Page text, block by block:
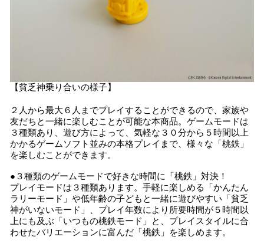
【貧乏神乗り合いの様子】
２人から最大６人までプレイすることができるので、家族や
友だちと一緒に楽しむことが可能な本商品。ゲームモードは
３種類あり、遊び方によって、気軽な３０分から５時間以上
かかるゲームソフト並みの本格プレイまで、様々な「桃鉄」
を楽しむことができます。
●３種類のゲームモードで好きな時間に「桃鉄」対決！
プレイモードは３種類あります。手軽に楽しめる「かんたん
ラリーモード」や低年齢の子どもと一緒に遊びやすい「貧乏
神がいないモード」、プレイ年数により所要時間が５時間以
上にも及ぶ「いつもの桃鉄モード」と、プレイスタイルに合
わせたバリエーションに富んだ「桃鉄」を楽しめます。